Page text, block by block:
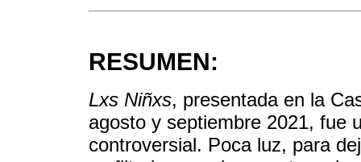
RESUMEN:
Lxs Niñxs, presentada en la
agosto y septiembre 2021, fue
controversial. Poca luz, para